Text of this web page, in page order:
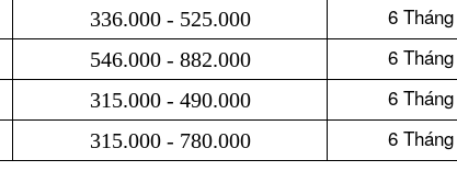
336.000 - 525.000 6 Tháng
546.000 - 882.000 6 Tháng
315.000 - 490.000 6 Tháng
315.000 - 780.000 6 Tháng